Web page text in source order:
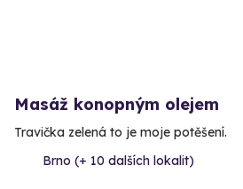
Masáž konopným olejem
Travička zelená to je moje potěšení.
Brno (+ 10 dalších lokalit)